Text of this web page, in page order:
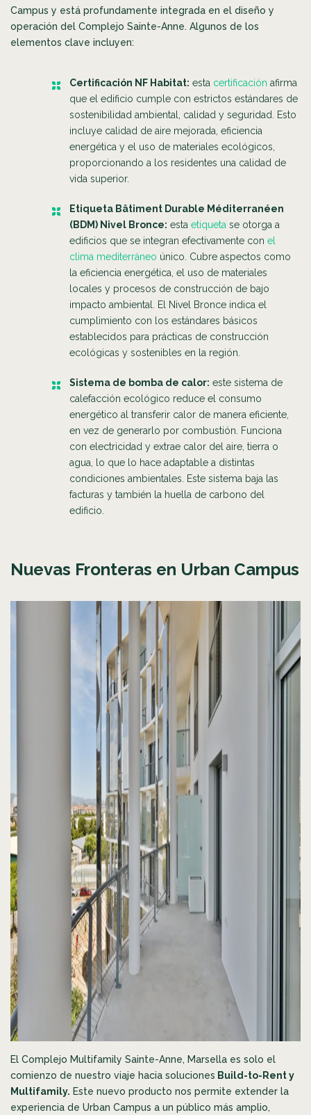
Campus y está profundamente integrada en el diseño y
operación del Complejo Sainte-Anne. Algunos de los
elementos clave incluyen:
Certificación NF Habitat: esta certificación afirma
que el edificio cumple con estrictos estándares de
sostenibilidad ambiental, calidad y seguridad. Esto
incluye calidad de aire mejorada, eficiencia
energética y el uso de materiales ecológicos,
proporcionando a los residentes una calidad de
vida superior.
Etiqueta Bâtiment Durable Méditerranéen
(BDM) Nivel Bronce: esta etiqueta se otorga a
edificios que se integran efectivamente con el
clima mediterráneo único. Cubre aspectos como
la eficiencia energética, el uso de materiales
locales y procesos de construcción de bajo
impacto ambiental. El Nivel Bronce indica el
cumplimiento con los estándares básicos
establecidos para prácticas de construcción
ecológicas y sostenibles en la región.
Sistema de bomba de calor: este sistema de
calefacción ecológico reduce el consumo
energético al transferir calor de manera eficiente,
en vez de generarlo por combustión. Funciona
con electricidad y extrae calor del aire, tierra o
agua, lo que lo hace adaptable a distintas
condiciones ambientales. Este sistema baja las
facturas y también la huella de carbono del
edificio.
Nuevas Fronteras en Urban Campus
El Complejo Multifamily Sainte-Anne, Marsella es solo el
comienzo de nuestro viaje hacia soluciones Build-to-Rent y
Multifamily. Este nuevo producto nos permite extender la
experiencia de Urban Campus a un público más amplio,